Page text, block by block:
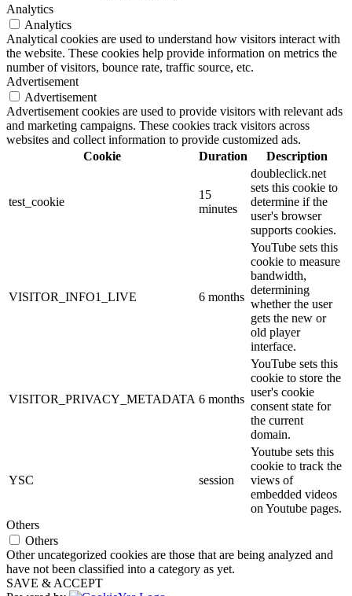
Analytics
Analytics
Analytical cookies are used to understand how visitors interact with
the website. These cookies help provide information on metrics the
number of visitors, bounce rate, traffic source, etc.
Advertisement
Advertisement
Advertisement cookies are used to provide visitors with relevant ads
and marketing campaigns. These cookies track visitors across
websites and collect information to provide customized ads.
Cookie
Duration Description
test_cookie
15
minutes
doubleclick.net
sets this cookie to
determine if the
user's browser
supports cookies.
VISITOR_INFO1_LIVE 6 months
YouTube sets this
cookie to measure
bandwidth,
determining
whether the user
gets the new or
old player
interface.
VISITOR_PRIVACY_METADATA 6 months
YouTube sets this
cookie to store the
user's cookie
consent state for
the current
domain.
YSC session
Youtube sets this
cookie to track the
views of
embedded videos
on Youtube pages.
Others
Others
Other uncategorized cookies are those that are being analyzed and
have not been classified into a category as yet.
SAVE & ACCEPT